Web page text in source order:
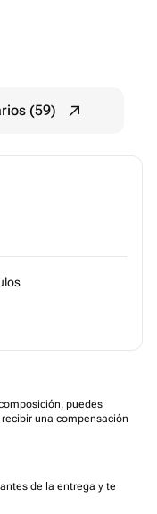
(59)
puedes
una compensación
de la entrega y te